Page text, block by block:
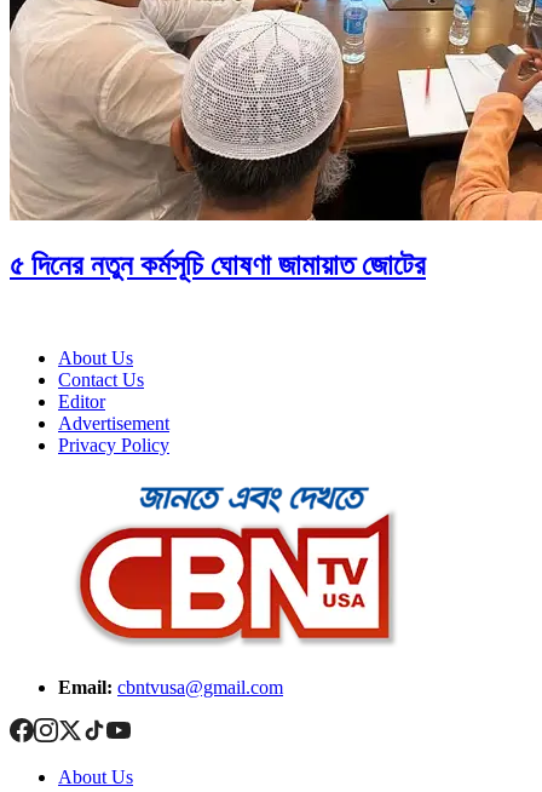
৫ দিনের নতুন কর্মসূচি ঘোষণা জামায়াত জোটের
About Us
Contact Us
Editor
Advertisement
Privacy Policy
Email: cbntvusa@gmail.com
About Us